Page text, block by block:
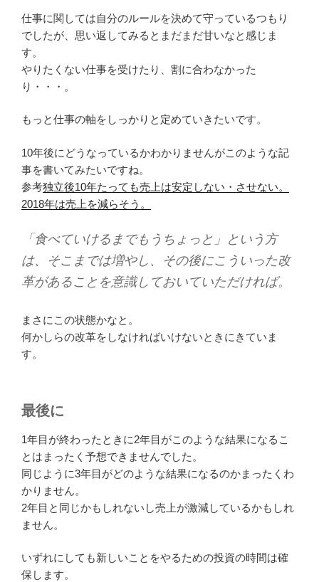
仕事に関しては自分のルールを決めて守っているつもり
でしたが、思い返してみるとまだまだ甘いなと感じま
す。
やりたくない仕事を受けたり、割に合わなかった
り・・・。
もっと仕事の軸をしっかりと定めていきたいです。
10年後にどうなっているかわかりませんがこのような記
事を書いてみたいですね。
参考独立後10年たっても売上は安定しない・させない。
2018年は売上を減らそう。
「食べていけるまでもうちょっと」という方
は、そこまでは増やし、その後にこういった改
革があることを意識しておいていただければ。
まさにこの状態かなと。
何かしらの改革をしなければいけないときにきていま
す。
最後に
1年目が終わったときに2年目がこのような結果になるこ
とはまったく予想できませんでした。
同じように3年目がどのような結果になるのかまったくわ
かりません。
2年目と同じかもしれないし売上が激減しているかもしれ
ません。
いずれにしても新しいことをやるための投資の時間は確
保します。